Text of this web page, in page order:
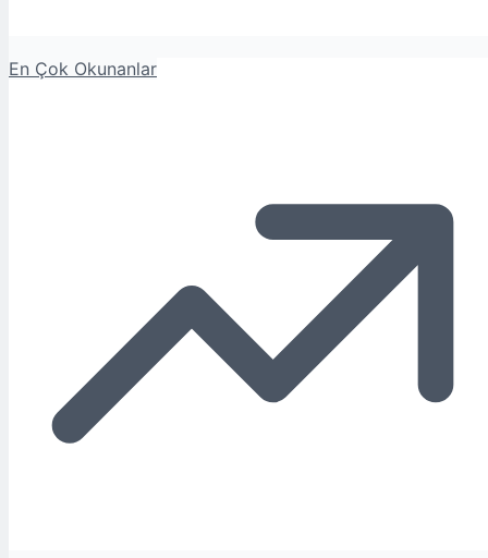
En Çok Okunanlar